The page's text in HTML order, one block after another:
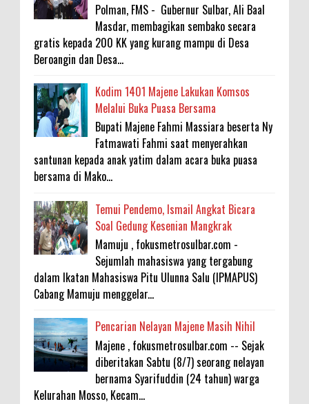
Polman, FMS - Gubernur Sulbar, Ali Baal
Masdar, membagikan sembako secara
gratis kepada 200 KK yang kurang mampu di Desa
Beroangin dan Desa...
Kodim 1401 Majene Lakukan Komsos
Melalui Buka Puasa Bersama
Bupati Majene Fahmi Massiara beserta Ny
Fatmawati Fahmi saat menyerahkan
santunan kepada anak yatim dalam acara buka puasa
bersama di Mako...
Temui Pendemo, Ismail Angkat Bicara
Soal Gedung Kesenian Mangkrak
Mamuju , fokusmetrosulbar.com -
Sejumlah mahasiswa yang tergabung
dalam Ikatan Mahasiswa Pitu Ulunna Salu (IPMAPUS)
Cabang Mamuju menggelar...
Pencarian Nelayan Majene Masih Nihil
Majene , fokusmetrosulbar.com -- Sejak
diberitakan Sabtu (8/7) seorang nelayan
bernama Syarifuddin (24 tahun) warga
Kelurahan Mosso, Kecam...